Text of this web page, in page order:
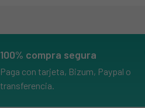
100% compra segura
Paga con tarjeta, Bizum, Paypal o
transferencia.